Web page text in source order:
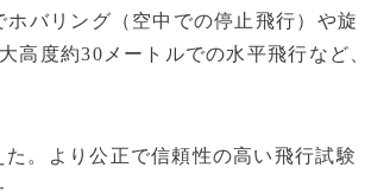
バリング（空中での停止飛行）や旋
高度約30メートルでの水平飛行など、
。より公正で信頼性の高い飛行試験